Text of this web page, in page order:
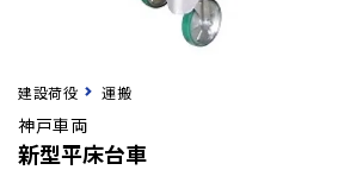
建設荷役 運搬
神戸車両
新型平床台車